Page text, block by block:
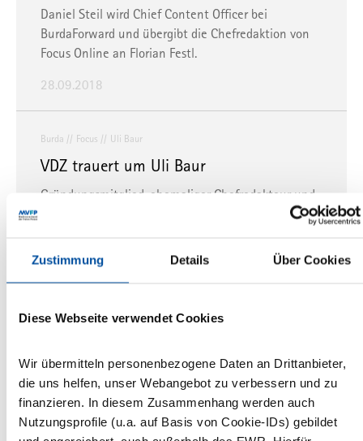
Zustimmung Details Über Cookies
Diese Webseite verwendet Cookies
Wir übermitteln personenbezogene Daten an Drittanbieter,
die uns helfen, unser Webangebot zu verbessern und zu
finanzieren. In diesem Zusammenhang werden auch
Nutzungsprofile (u.a. auf Basis von Cookie-IDs) gebildet
Daniel Steil wird Chief Content Officer bei
BurdaForward und übergibt die Chefredaktion von
Focus Online an Florian Festl.
28.09.2018
Burda Focus Uli Baur
VDZ trauert um Uli Baur
Gründungsmitglied, ehemaliger Chefredakteur und
Herausgeber des Nachrichtenmagazins Focus im
11.09.2018
VDZ PMA Michael Samak Burda Community Network
Als Sprecher des PZ-Arbeitskreises Pressemarkt
Anzeigen (PMA) folgt er auf Wolfgang Sander, der
im Sommer 2017 aus dem Amt ausgeschieden ist.